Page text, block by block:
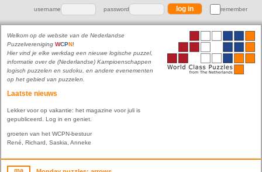
username password remember
Welkom op de website van de Nederlandse
Puzzelvereniging WCPN!
Hier vind je elke werkdag een nieuwe logische puzzel,
informatie over de (Nederlandse) Kampioenschappen
logisch puzzelen en sudoku, en andere evenementen
op het gebied van puzzelen.
Laatste nieuws
Lekker voor op vakantie: het magazine voor juli is
gepubliceerd. Log in en geniet.
groeten van het WCPN-bestuur
René, Richard, Saskia, Anneke
ma